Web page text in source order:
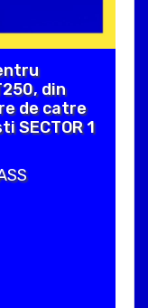
din
de catre
SECTOR 1